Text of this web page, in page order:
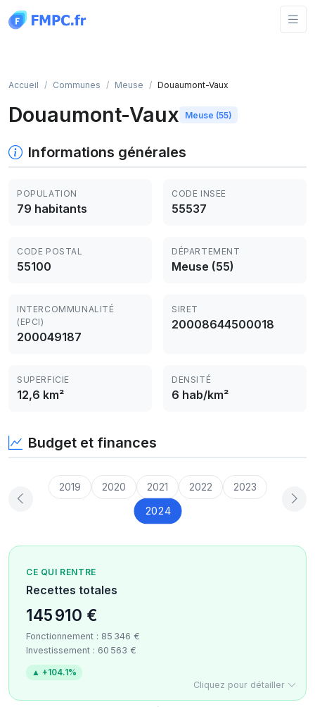
Accueil Communes Meuse Douaumont-Vaux
Douaumont-Vaux Meuse (55)
Informations générales
POPULATION
79 habitants
CODE INSEE
55537
CODE POSTAL
55100
DÉPARTEMENT
Meuse (55)
INTERCOMMUNALITÉ
(EPCI)
200049187
SIRET
20008644500018
SUPERFICIE
12,6 km²
DENSITÉ
6 hab/km²
Budget et finances
2019 2020 2021 2022 2023
2024
CE QUI RENTRE
Recettes totales
145 910 €
Fonctionnement : 85 346 €
Investissement : 60 563 €
▲ +104.1%
Cliquez pour détailler
Panneau de gestion des cookies